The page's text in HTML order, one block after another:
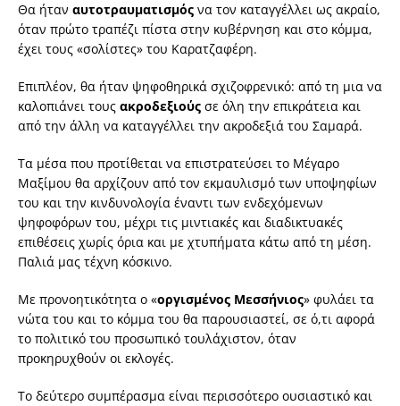
Θα ήταν αυτοτραυματισμός να τον καταγγέλλει ως ακραίο,
όταν πρώτο τραπέζι πίστα στην κυβέρνηση και στο κόμμα,
έχει τους «σολίστες» του Καρατζαφέρη.
Επιπλέον, θα ήταν ψηφοθηρικά σχιζοφρενικό: από τη μια να
καλοπιάνει τους ακροδεξιούς σε όλη την επικράτεια και
από την άλλη να καταγγέλλει την ακροδεξιά του Σαμαρά.
Τα μέσα που προτίθεται να επιστρατεύσει το Μέγαρο
Μαξίμου θα αρχίζουν από τον εκμαυλισμό των υποψηφίων
του και την κινδυνολογία έναντι των ενδεχόμενων
ψηφοφόρων του, μέχρι τις μιντιακές και διαδικτυακές
επιθέσεις χωρίς όρια και με χτυπήματα κάτω από τη μέση.
Παλιά μας τέχνη κόσκινο.
Με προνοητικότητα ο «οργισμένος Μεσσήνιος» φυλάει τα
νώτα του και το κόμμα του θα παρουσιαστεί, σε ό,τι αφορά
το πολιτικό του προσωπικό τουλάχιστον, όταν
προκηρυχθούν οι εκλογές.
Το δεύτερο συμπέρασμα είναι περισσότερο ουσιαστικό και